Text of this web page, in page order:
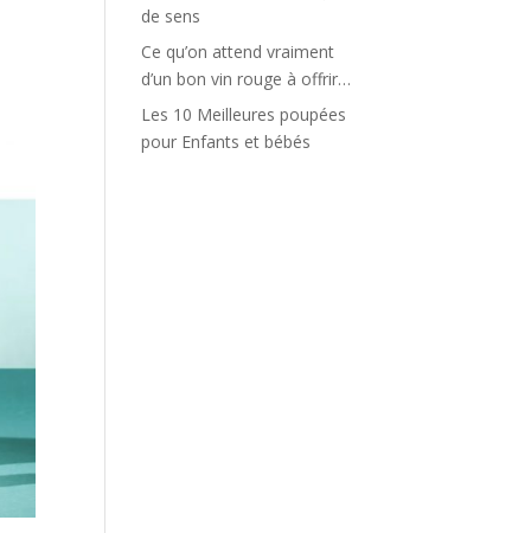
de sens
Ce qu’on attend vraiment
d’un bon vin rouge à offrir…
Les 10 Meilleures poupées
pour Enfants et bébés